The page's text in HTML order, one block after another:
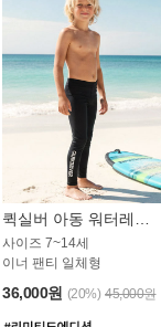
사이즈 7~14세
이너 팬티 일체형
36,000원 (20%) 45,000원